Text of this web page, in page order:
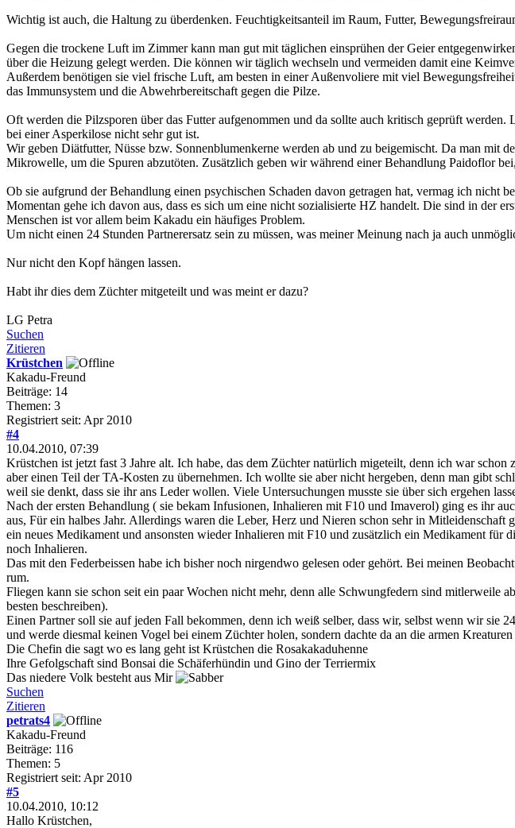
Wichtig ist auch, die Haltung zu überdenken. Feuchtigkeitsanteil im Raum, Futter,
Gegen die trockene Luft im Zimmer kann man gut mit täglichen einsprühen der Geier
über die Heizung gelegt werden. Die können wir täglich wechseln und vermeiden damit eine
Außerdem benötigen sie viel frische Luft, am besten in einer Außenvoliere mit viel
das Immunsystem und die Abwehrbereitschaft gegen die Pilze.
Oft werden die Pilzsporen über das Futter aufgenommen und da sollte auch kritisch geprüft
bei einer Asperkilose nicht sehr gut ist.
Wir geben Diätfutter, Nüsse bzw. Sonnenblumenkerne werden ab und zu beigemischt. Da man mit
Mikrowelle, um die Spuren abzutöten. Zusätzlich geben wir während einer Behandlung Paidoflor
Ob sie aufgrund der Behandlung einen psychischen Schaden davon getragen hat, vermag ich nicht
Momentan gehe ich davon aus, dass es sich um eine nicht sozialisierte HZ handelt. Die sind in der
Menschen ist vor allem beim Kakadu ein häufiges Problem.
Um nicht einen 24 Stunden Partnerersatz sein zu müssen, was meiner Meinung nach ja auch
Nur nicht den Kopf hängen lassen.
Habt ihr dies dem Züchter mitgeteilt und was meint er dazu?
LG Petra
Suchen
Zitieren
Krüstchen
Kakadu-Freund
Beiträge: 14
Themen: 3
Registriert seit: Apr 2010
#4
10.04.2010, 07:39
Krüstchen ist jetzt fast 3 Jahre alt. Ich habe, das dem Züchter natürlich migeteilt, denn ich war
aber einen Teil der TA-Kosten zu übernehmen. Ich wollte sie aber nicht hergeben, denn man gibt
weil sie denkt, dass sie ihr ans Leder wollen. Viele Untersuchungen musste sie über sich ergehen
Nach der ersten Behandlung ( sie bekam Infusionen, Inhalieren mit F10 und Imaverol) ging es ihr
aus, Für ein halbes Jahr. Allerdings waren die Leber, Herz und Nieren schon sehr in
ein neues Medikament und ansonsten wieder Inhalieren mit F10 und zusätzlich ein Medikament für
noch Inhalieren.
Das mit den Federbeissen habe ich bisher noch nirgendwo gelesen oder gehört. Bei meinen
rum.
Fliegen kann sie schon seit ein paar Wochen nicht mehr, denn alle Schwungfedern sind mitlerweile
besten beschreiben).
Einen Partner soll sie auf jeden Fall bekommen, denn ich weiß selber, dass wir, selbst wenn wir sie
und werde diesmal keinen Vogel bei einem Züchter holen, sondern dachte da an die armen
Die Chefin die sagt wo es lang geht ist Krüstchen die Rosakakaduhenne
Ihre Gefolgschaft sind Bonsai die Schäferhündin und Gino der Terriermix
Das niedere Volk besteht aus Mir
Suchen
Zitieren
petrats4
Kakadu-Freund
Beiträge: 116
Themen: 5
Registriert seit: Apr 2010
#5
10.04.2010, 10:12
Hallo Krüstchen,